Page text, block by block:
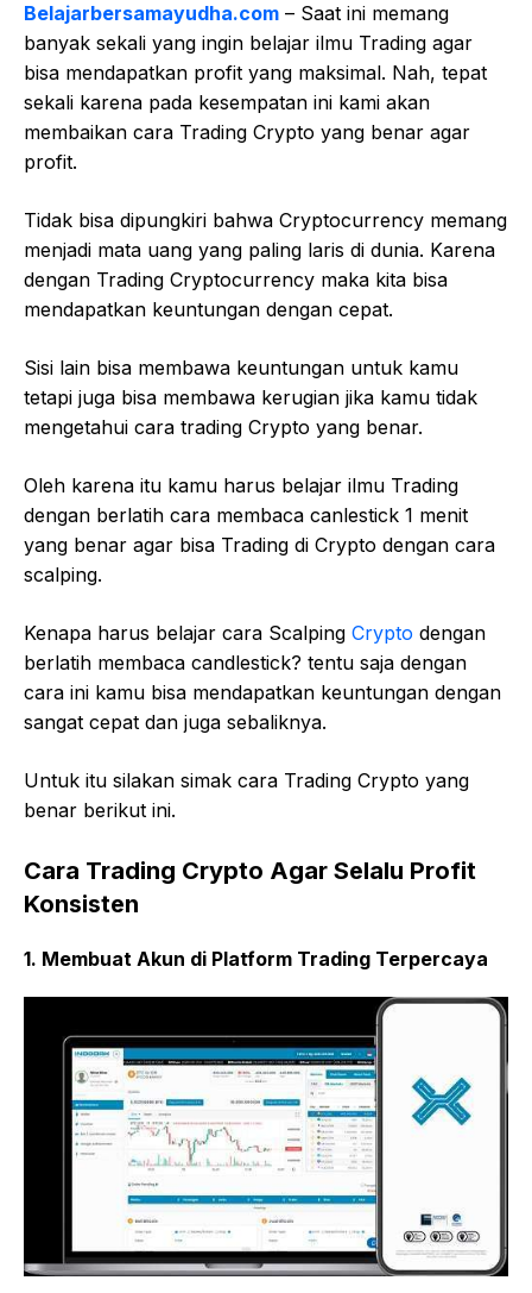
Belajarbersamayudha.com – Saat ini memang
banyak sekali yang ingin belajar ilmu Trading agar
bisa mendapatkan profit yang maksimal. Nah, tepat
sekali karena pada kesempatan ini kami akan
membaikan cara Trading Crypto yang benar agar
profit.
Tidak bisa dipungkiri bahwa Cryptocurrency memang
menjadi mata uang yang paling laris di dunia. Karena
dengan Trading Cryptocurrency maka kita bisa
mendapatkan keuntungan dengan cepat.
Sisi lain bisa membawa keuntungan untuk kamu
tetapi juga bisa membawa kerugian jika kamu tidak
mengetahui cara trading Crypto yang benar.
Oleh karena itu kamu harus belajar ilmu Trading
dengan berlatih cara membaca canlestick 1 menit
yang benar agar bisa Trading di Crypto dengan cara
scalping.
Kenapa harus belajar cara Scalping Crypto dengan
berlatih membaca candlestick? tentu saja dengan
cara ini kamu bisa mendapatkan keuntungan dengan
sangat cepat dan juga sebaliknya.
Untuk itu silakan simak cara Trading Crypto yang
benar berikut ini.
Cara Trading Crypto Agar Selalu Profit
Konsisten
1. Membuat Akun di Platform Trading Terpercaya